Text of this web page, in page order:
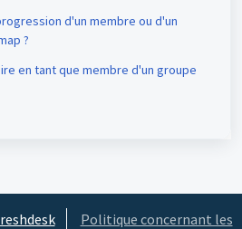
d'un membre ou d'un
?
en tant que membre d'un groupe
Politique concernant les